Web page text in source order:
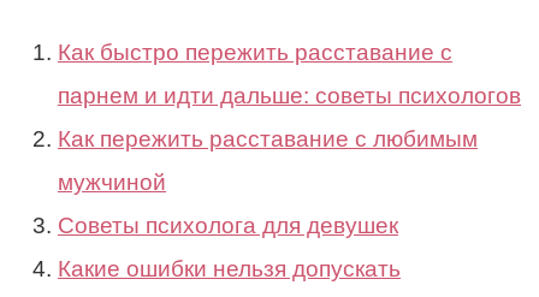
Как быстро пережить расставание с
парнем и идти дальше: советы психологов
Как пережить расставание с любимым
мужчиной
Советы психолога для девушек
Какие ошибки нельзя допускать